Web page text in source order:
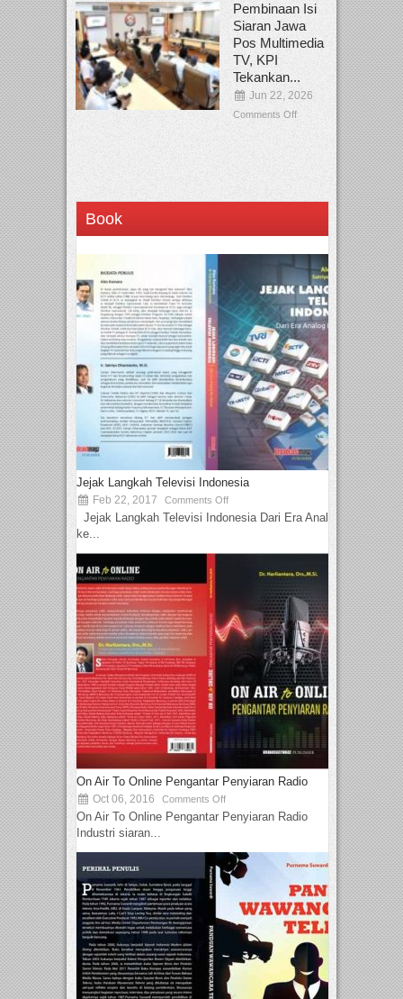
Pembinaan Isi
Siaran Jawa
Pos Multimedia
TV, KPI
Tekankan...
Jun 22, 2026
Comments Off
Book
Jejak Langkah Televisi Indonesia
Feb 22, 2017 Comments Off
Jejak Langkah Televisi Indonesia Dari Era Analog
ke...
On Air To Online Pengantar Penyiaran Radio
Oct 06, 2016 Comments Off
On Air To Online Pengantar Penyiaran Radio
Industri siaran...